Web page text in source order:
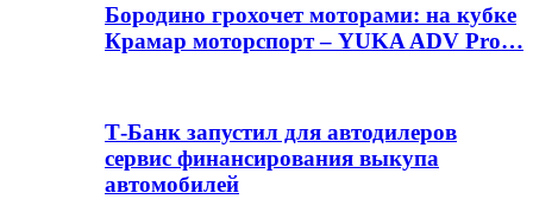
Бородино грохочет моторами: на кубке
Крамар моторспорт – YUKA ADV Pro…
Т-Банк запустил для автодилеров
сервис финансирования выкупа
автомобилей